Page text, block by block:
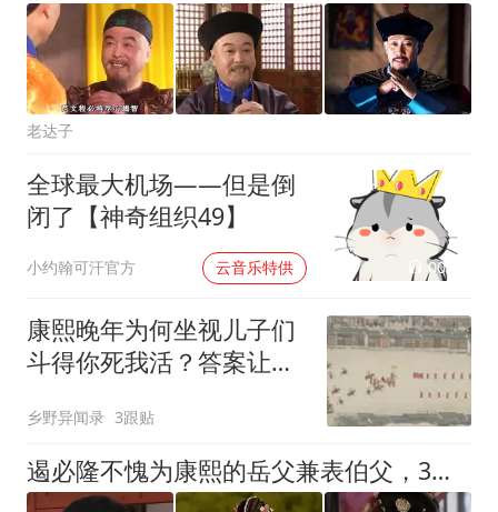
老达子
全球最大机场——但是倒
闭了【神奇组织49】
小约翰可汗官方 云音乐特供 00:02
康熙晚年为何坐视儿子们
斗得你死我活？答案让人
乡野异闻录 3跟贴
遏必隆不愧为康熙的岳父兼表伯父，3女入后宫，3子与康熙成连襟